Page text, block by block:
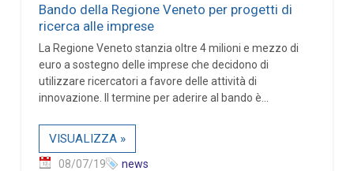
Bando della Regione Veneto per progetti di
ricerca alle imprese
La Regione Veneto stanzia oltre 4 milioni e mezzo di
euro a sostegno delle imprese che decidono di
utilizzare ricercatori a favore delle attività di
innovazione. Il termine per aderire al bando è...
VISUALIZZA »
08/07/19 news